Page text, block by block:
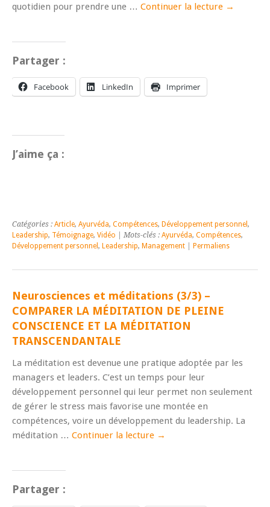
quotidien pour prendre une … Continuer la lecture →
Partager :
Facebook LinkedIn Imprimer
J’aime ça :
Catégories : Article, Ayurvéda, Compétences, Développement personnel ,
Leadership, Témoignage, Vidéo | Mots-clés : Ayurvéda, Compétences,
Développement personnel , Leadership, Management Permaliens
Neurosciences et méditations (3/3) –
COMPARER LA MÉDITATION DE PLEINE
CONSCIENCE ET LA MÉDITATION
TRANSCENDANTALE
La méditation est devenue une pratique adoptée par les
managers et leaders. C’est un temps pour leur
développement personnel qui leur permet non seulement
de gérer le stress mais favorise une montée en
compétences, voire un développement du leadership. La
méditation … Continuer la lecture →
Partager :